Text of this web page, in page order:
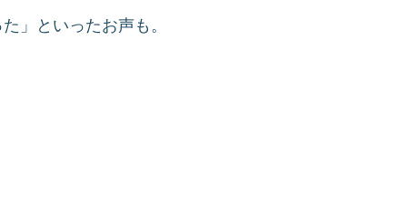
」といったお声も。